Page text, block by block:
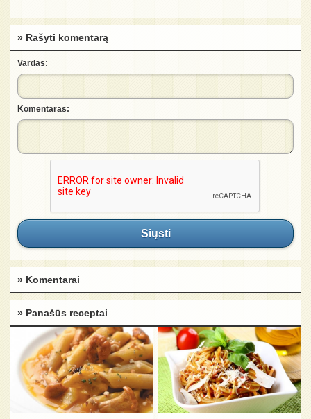
» Rašyti komentarą
Vardas:
Komentaras:
Siųsti
» Komentarai
» Panašūs receptai